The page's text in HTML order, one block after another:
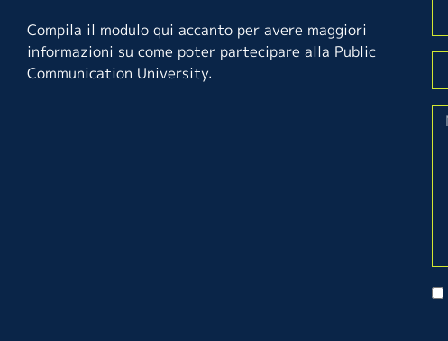
Compila il modulo qui accanto per avere maggiori
informazioni su come poter partecipare alla Public
Communication University.